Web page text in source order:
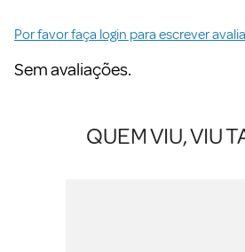
Por favor faça login para escrever
Sem avaliações.
QUEM VIU, VIU